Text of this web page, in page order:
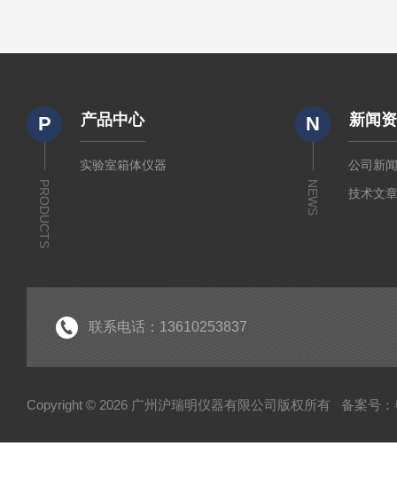
P
PRODUCTS
产品中心
实验室箱体仪器
N
NEWS
新闻
公司新
技术文
联系电话：13610253837
Copyright © 2026 广州沪瑞明仪器有限公司版权所有 备案号